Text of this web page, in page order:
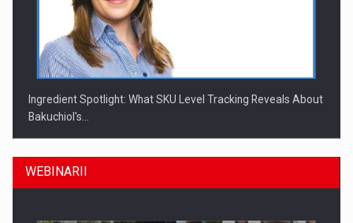
Ingredient Spotlight: What SKU Level Tracking Reveals About
Bakuchiol's…
WEBINARII